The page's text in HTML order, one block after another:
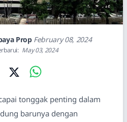
Prop February 08, 2024
May 03, 2024
tonggak penting dalam
barunya dengan